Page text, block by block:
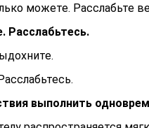
можете. Расслабьте
Расслабьтесь.
выполнить